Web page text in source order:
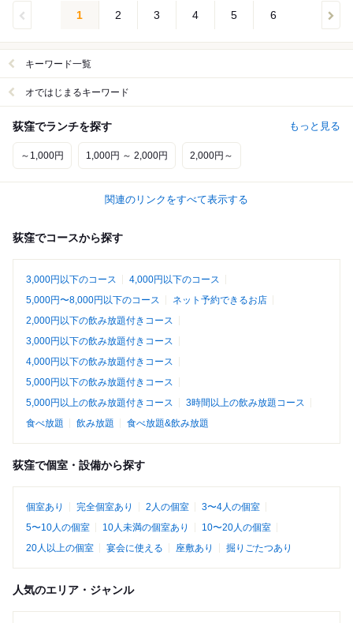
1 2 3 4 5 6
キーワード一覧
オではじまるキーワード
荻窪でランチを探す もっと見る
～1,000円 1,000円 ～ 2,000円 2,000円～
関連のリンクをすべて表示する
荻窪でコースから探す
3,000円以下のコース
4,000円以下のコース
5,000円〜8,000円以下のコース
ネット予約できるお店
2,000円以下の飲み放題付きコース
3,000円以下の飲み放題付きコース
4,000円以下の飲み放題付きコース
5,000円以下の飲み放題付きコース
5,000円以上の飲み放題付きコース
3時間以上の飲み放題コース
食べ放題
飲み放題 食べ放題&飲み放題
荻窪で個室・設備から探す
個室あり 完全個室あり 2人の個室
3〜4人の個室
5〜10人の個室
10人未満の個室あり
10〜20人の個室
20人以上の個室
宴会に使える 座敷あり 掘りごたつあり
人気のエリア・ジャンル